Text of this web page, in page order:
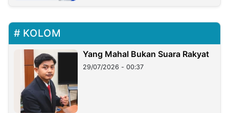
KOLOM
Yang Mahal Bukan Suara Rakyat
29/07/2026 - 00:37